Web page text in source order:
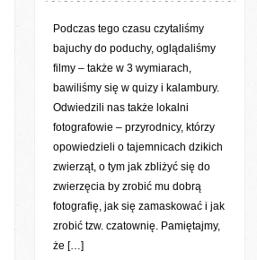
Podczas tego czasu czytaliśmy
bajuchy do poduchy, oglądaliśmy
filmy – także w 3 wymiarach,
bawiliśmy się w quizy i kalambury.
Odwiedzili nas także lokalni
fotografowie – przyrodnicy, którzy
opowiedzieli o tajemnicach dzikich
zwierząt, o tym jak zbliżyć się do
zwierzęcia by zrobić mu dobrą
fotografię, jak się zamaskować i jak
zrobić tzw. czatownię. Pamiętajmy,
że […]